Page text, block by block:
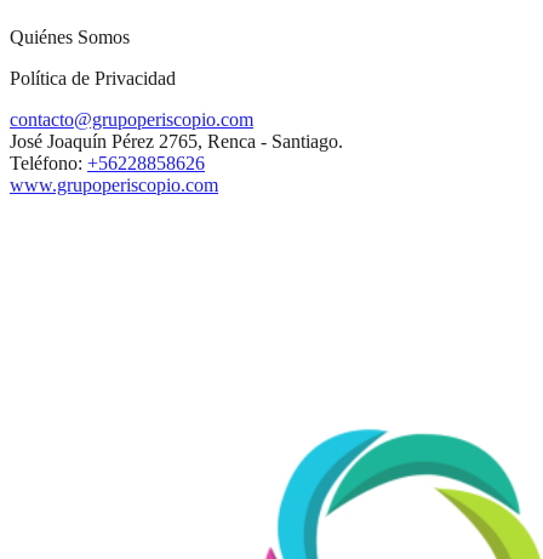
Quiénes Somos
Política de Privacidad
contacto@grupoperiscopio.com
José Joaquín Pérez 2765, Renca - Santiago.
Teléfono: +56228858626
www.grupoperiscopio.com